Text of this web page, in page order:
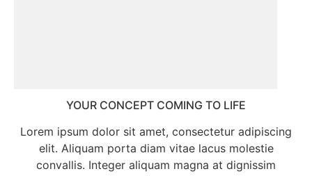
YOUR CONCEPT COMING TO LIFE
Lorem ipsum dolor sit amet, consectetur adipiscing
elit. Aliquam porta diam vitae lacus molestie
convallis. Integer aliquam magna at dignissim